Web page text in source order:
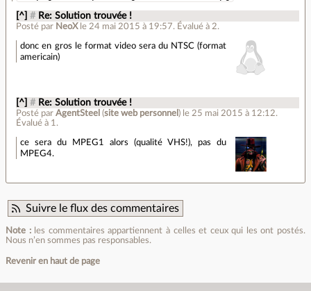
[^] # Re: Solution trouvée !
Posté par NeoX le 24 mai 2015 à 19:57. Évalué à 2.
donc en gros le format video sera du NTSC (format
americain)
[^] # Re: Solution trouvée !
Posté parAgentSteel (site web personnel ) le 25 mai 2015 à 12:12.
Évalué à 1 .
ce sera du MPEG1 alors (qualité VHS!), pas du
MPEG4.
Suivre le flux des commentaires
Note :les commentaires appartiennent à celles et ceux qui les ont postés.
Nous n’en sommes pas responsables.
Revenir en haut de page